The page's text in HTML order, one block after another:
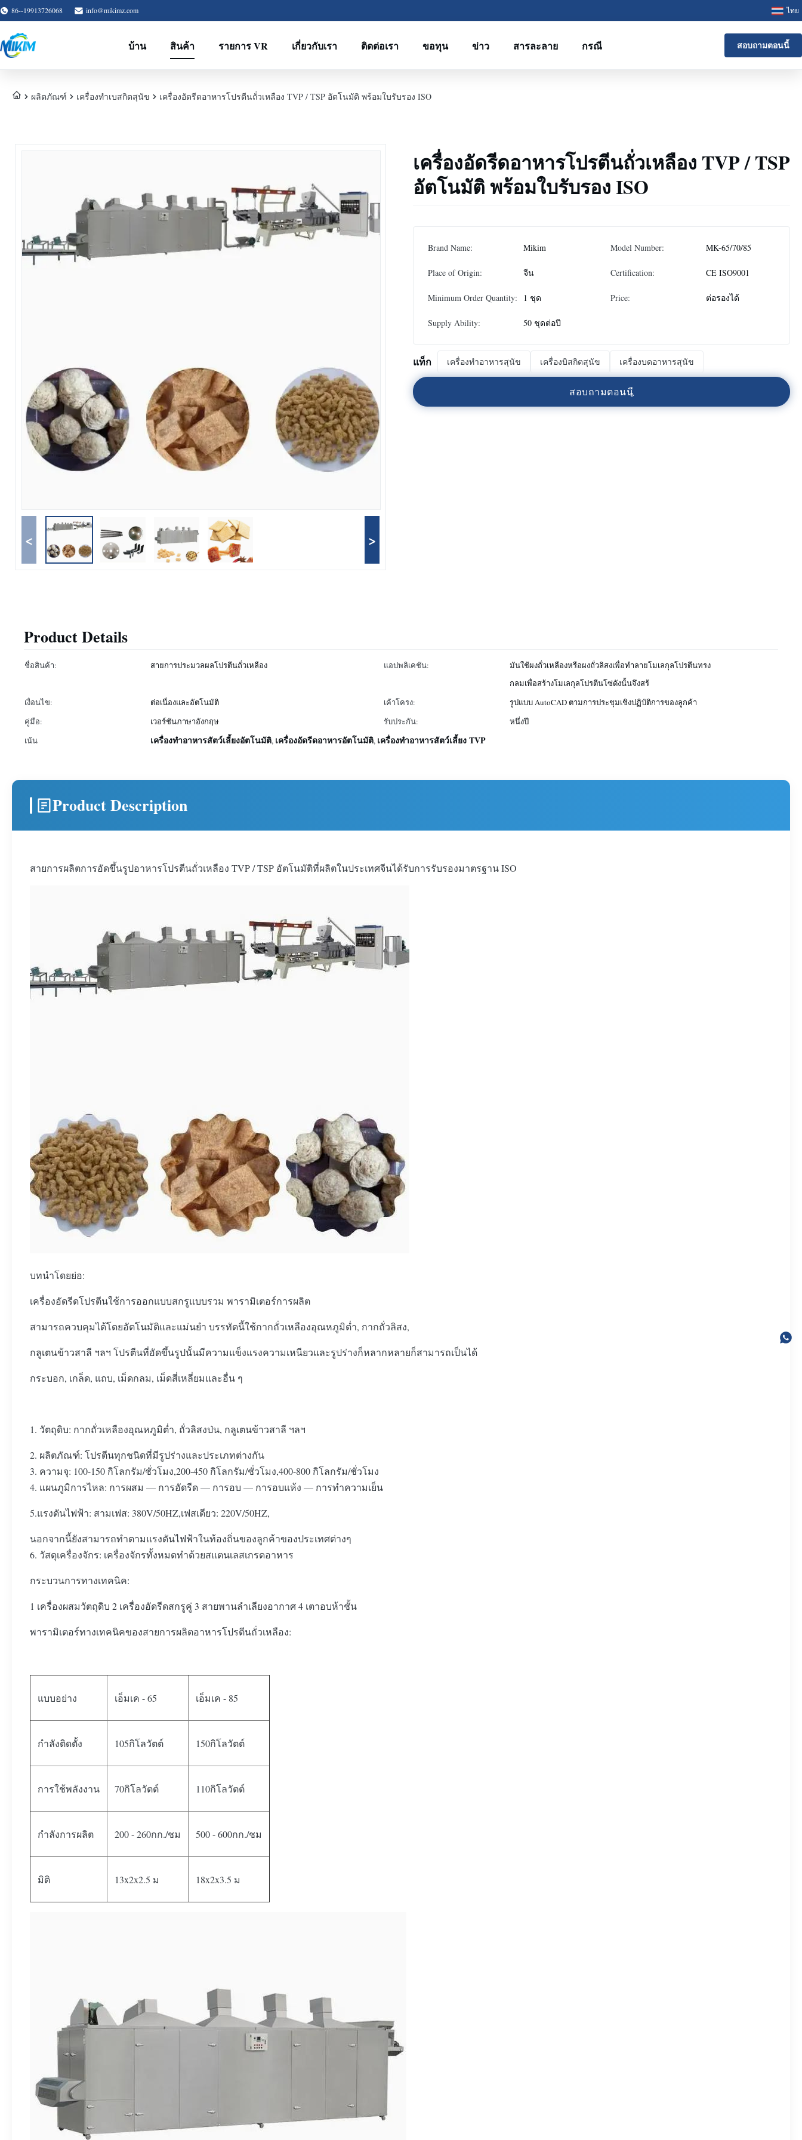
86--19913726068 info@mikimz.com ไทย
บ้าน สินค้า รายการ VR เกี่ยวกับเรา ติดต่อเรา ขอทุน ข่าว สารละลาย กรณี สอบถามตอนนี้
ผลิตภัณฑ์ เครื่องทําเบสกิตสุนัข เครื่องอัดรีดอาหารโปรตีนถั่วเหลือง TVP / TSP อัตโนมัติ พร้อมใบรับรอง ISO
< >
เครื่องอัดรีดอาหารโปรตีนถั่วเหลือง TVP / TSP
อัตโนมัติ พร้อมใบรับรอง ISO
Brand Name: Mikim Model Number: MK-65/70/85
Place of Origin: จีน Certification: CE ISO9001
Minimum Order Quantity: 1 ชุด Price: ต่อรองได้
Supply Ability: 50 ชุดต่อปี
แท็ก เครื่องทําอาหารสุนัข เครื่องบิสกิตสุนัข เครื่องบดอาหารสุนัข
สอบถามตอนน
Product Details
ชื่อสินค้า: สายการประมวลผลโปรตีนถั่วเหลือง แอปพลิเคชัน:
มันใช้ผงถั่วเหลืองหรือผงถั่วลิสงเพื่อทำลายโมเลกุลโปรตีนทรง
กลมเพื่อสร้างโมเลกุลโปรตีนโซ่ดังนั้นจึงสร้
เงื่อนไข:
ต่อเนื่องและอัตโนมัติ เค้าโครง:
รูปแบบ AutoCAD ตามการประชุมเชิงปฏิบัติการของลูกค้า
คู่มือ:
เวอร์ชันภาษาอังกฤษ รับประกัน:
หนึ่งปี
เน้น
เครื่องทำอาหารสัตว์เลี้ยงอัตโนมัติ, เครื่องอัดรีดอาหารอัตโนมัติ, เครื่องทำอาหารสัตว์เลี้ยง TVP
Product Description
สายการผลิตการอัดขึ้นรูปอาหารโปรตีนถั่วเหลือง TVP / TSP อัตโนมัติที่ผลิตในประเทศจีนได้รับการรับรองมาตรฐาน ISO
บทนำโดยย่อ:
เครื่องอัดรีดโปรตีนใช้การออกแบบสกรูแบบรวม พารามิเตอร์การผลิต
สามารถควบคุมได้โดยอัตโนมัติและแม่นยำ บรรทัดนี้ใช้กากถั่วเหลืองอุณหภูมิต่ำ, กากถั่วลิสง,
กลูเตนข้าวสาลี ฯลฯ โปรตีนที่อัดขึ้นรูปนั้นมีความแข็งแรงความเหนียวและรูปร่างก็หลากหลายก็สามารถเป็นได้
กระบอก, เกล็ด, แถบ, เม็ดกลม, เม็ดสี่เหลี่ยมและอื่น ๆ
1. วัตถุดิบ: กากถั่วเหลืองอุณหภูมิต่ำ, ถั่วลิสงป่น, กลูเตนข้าวสาลี ฯลฯ
2. ผลิตภัณฑ์: โปรตีนทุกชนิดที่มีรูปร่างและประเภทต่างกัน
3. ความจุ: 100-150 กิโลกรัม/ชั่วโมง,200-450 กิโลกรัม/ชั่วโมง,400-800 กิโลกรัม/ชั่วโมง
4. แผนภูมิการไหล: การผสม — การอัดรีด — การอบ — การอบแห้ง — การทำความเย็น
5.แรงดันไฟฟ้า: สามเฟส: 380V/50HZ,เฟสเดียว: 220V/50HZ,
นอกจากนี้ยังสามารถทำตามแรงดันไฟฟ้าในท้องถิ่นของลูกค้าของประเทศต่างๆ
6. วัสดุเครื่องจักร: เครื่องจักรทั้งหมดทำด้วยสแตนเลสเกรดอาหาร
กระบวนการทางเทคนิค:
1 เครื่องผสมวัตถุดิบ 2 เครื่องอัดรีดสกรูคู่ 3 สายพานลำเลียงอากาศ 4 เตาอบห้าชั้น
พารามิเตอร์ทางเทคนิคของสายการผลิตอาหารโปรตีนถั่วเหลือง:
แบบอย่าง เอ็มเค - 65 เอ็มเค - 85
กำลังติดตั้ง 105กิโลวัตต์ 150กิโลวัตต์
การใช้พลังงาน 70กิโลวัตต์ 110กิโลวัตต์
กำลังการผลิต 200 - 260กก./ชม 500 - 600กก./ชม
มิติ 13x2x2.5 ม 18x2x3.5 ม